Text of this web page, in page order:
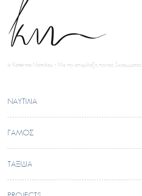
© Katerina Nomikou - Με την επιφύλαξη παντός δικαιώματος
ΝΑΥΤΙΛΊΑ
ΓΆΜΟΣ
ΤΑΞΊΔΙΑ